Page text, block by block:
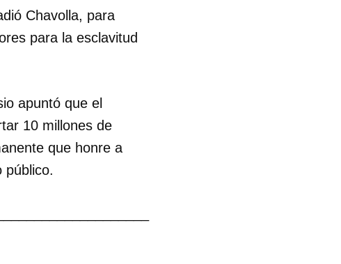
Chavolla, para
para la esclavitud
apuntó que el
10 millones de
que honre a
público.